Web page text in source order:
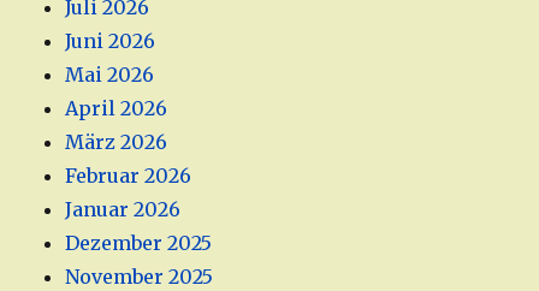
Juli 2026
Juni 2026
Mai 2026
April 2026
März 2026
Februar 2026
Januar 2026
Dezember 2025
November 2025